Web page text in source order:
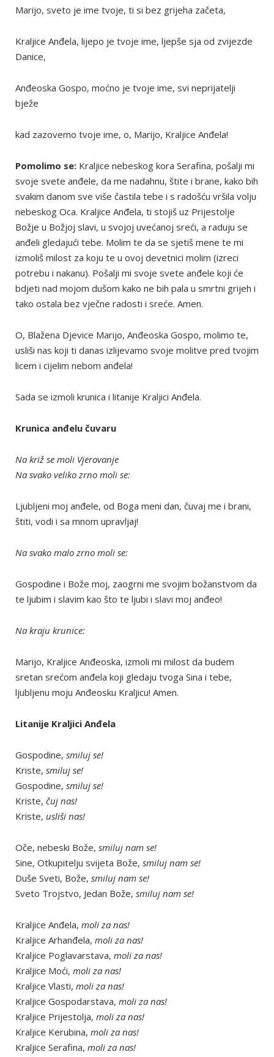
Marijo, sveto je ime tvoje, ti si bez grijeha začeta,
Kraljice Anđela, lijepo je tvoje ime, ljepše sja od zvijezde
Danice,
Anđeoska Gospo, moćno je tvoje ime, svi neprijatelji
bježe
kad zazovemo tvoje ime, o, Marijo, Kraljice Anđela!
Pomolimo se: Kraljice nebeskog kora Serafina, pošalji mi
svoje svete anđele, da me nadahnu, štite i brane, kako bih
svakim danom sve više častila tebe i s radošću vršila volju
nebeskog Oca. Kraljice Anđela, ti stojiš uz Prijestolje
Božje u Božjoj slavi, u svojoj uvećanoj sreći, a raduju se
anđeli gledajući tebe. Molim te da se sjetiš mene te mi
izmoliš milost za koju te u ovoj devetnici molim (izreci
potrebu i nakanu). Pošalji mi svoje svete anđele koji će
bdjeti nad mojom dušom kako ne bih pala u smrtni grijeh i
tako ostala bez vječne radosti i sreće. Amen.
O, Blažena Djevice Marijo, Anđeoska Gospo, molimo te,
usliši nas koji ti danas izlijevamo svoje molitve pred tvojim
licem i cijelim nebom anđela!
Sada se izmoli krunica i litanije Kraljici Anđela.
Krunica anđelu čuvaru
Na križ se moli Vjerovanje
Na svako veliko zrno moli se:
Ljubljeni moj anđele, od Boga meni dan, čuvaj me i brani,
štiti, vodi i sa mnom upravljaj!
Na svako malo zrno moli se:
Gospodine i Bože moj, zaogrni me svojim božanstvom da
te ljubim i slavim kao što te ljubi i slavi moj anđeo!
Na kraju krunice:
Marijo, Kraljice Anđeoska, izmoli mi milost da budem
sretan srećom anđela koji gledaju tvoga Sina i tebe,
ljubljenu moju Anđeosku Kraljicu! Amen.
Litanije Kraljici Anđela
Gospodine, smiluj se!
Kriste, smiluj se!
Gospodine, smiluj se!
Kriste, čuj nas!
Kriste, usliši nas!
Oče, nebeski Bože, smiluj nam se!
Sine, Otkupitelju svijeta Bože, smiluj nam se!
Duše Sveti, Bože, smiluj nam se!
Sveto Trojstvo, Jedan Bože, smiluj nam se!
Kraljice Anđela, moli za nas!
Kraljice Arhanđela, moli za nas!
Kraljice Poglavarstava, moli za nas!
Kraljice Moći, moli za nas!
Kraljice Vlasti, moli za nas!
Kraljice Gospodarstava, moli za nas!
Kraljice Prijestolja, moli za nas!
Kraljice Kerubina, moli za nas!
Kraljice Serafina, moli za nas!